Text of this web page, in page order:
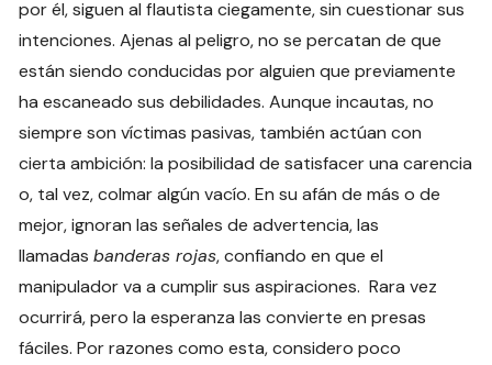
por él, siguen al flautista ciegamente, sin cuestionar sus
intenciones. Ajenas al peligro, no se percatan de que
están siendo conducidas por alguien que previamente
ha escaneado sus debilidades. Aunque incautas, no
siempre son víctimas pasivas, también actúan con
cierta ambición: la posibilidad de satisfacer una carencia
o, tal vez, colmar algún vacío. En su afán de más o de
mejor, ignoran las señales de advertencia, las
llamadasbanderas rojas, confiando en que el
manipulador va a cumplir sus aspiraciones. Rara vez
ocurrirá, pero la esperanza las convierte en presas
fáciles. Por razones como esta, considero poco